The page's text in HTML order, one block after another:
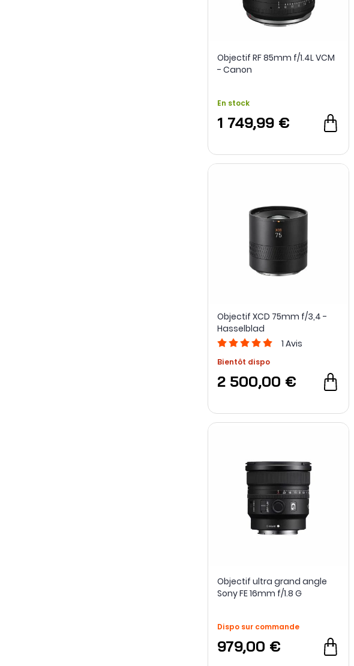
Objectif RF 85mm f/1.4L VCM
- Canon
En stock
1 749,99 €
Objectif XCD 75mm f/3,4 -
Hasselblad
1 Avis
Bientôt dispo
2 500,00 €
Objectif ultra grand angle
Sony FE 16mm f/1.8 G
Dispo sur commande
979,00 €